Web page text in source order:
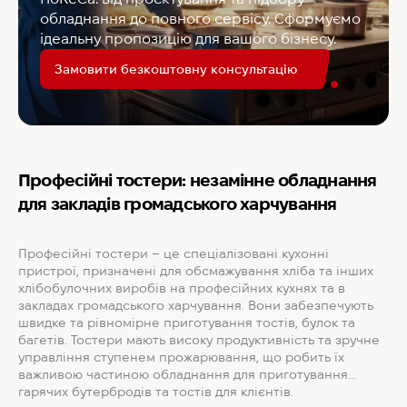
обладнання до повного сервісу. Сформуємо
ідеальну пропозицію для вашого бізнесу.
Замовити безкоштовну консультацію
Професійні тостери: незамінне обладнання
для закладів громадського харчування
Професійні тостери – це спеціалізовані кухонні
пристрої, призначені для обсмажування хліба та інших
хлібобулочних виробів на професійних кухнях та в
закладах громадського харчування. Вони забезпечують
швидке та рівномірне приготування тостів, булок та
багетів. Тостери мають високу продуктивність та зручне
управління ступенем прожарювання, що робить їх
важливою частиною обладнання для приготування
гарячих бутербродів та тостів для клієнтів.